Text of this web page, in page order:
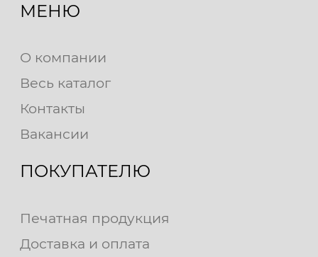
МЕНЮ
О компании
Весь каталог
Контакты
Вакансии
ПОКУПАТЕЛЮ
Печатная продукция
Доставка и оплата